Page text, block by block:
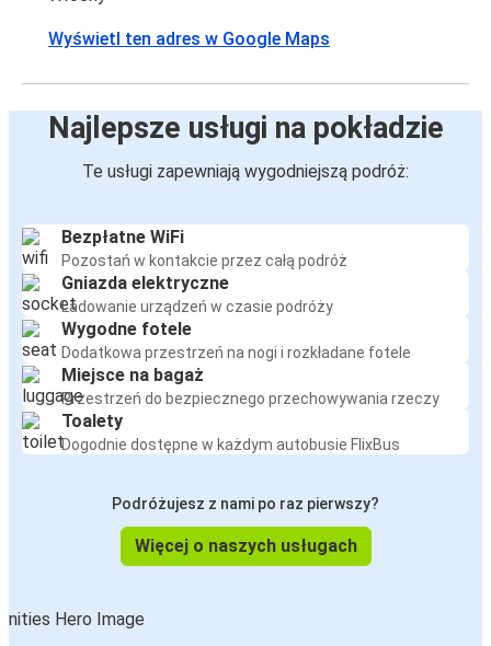
Wyświetl ten adres w Google Maps
Najlepsze usługi na pokładzie
Te usługi zapewniają wygodniejszą podróż:
Bezpłatne WiFi
Pozostań w kontakcie przez całą podróż
Gniazda elektryczne
Ładowanie urządzeń w czasie podróży
Wygodne fotele
Dodatkowa przestrzeń na nogi i rozkładane fotele
Miejsce na bagaż
Przestrzeń do bezpiecznego przechowywania rzeczy
Toalety
Dogodnie dostępne w każdym autobusie FlixBus
Podróżujesz z nami po raz pierwszy?
Więcej o naszych usługach